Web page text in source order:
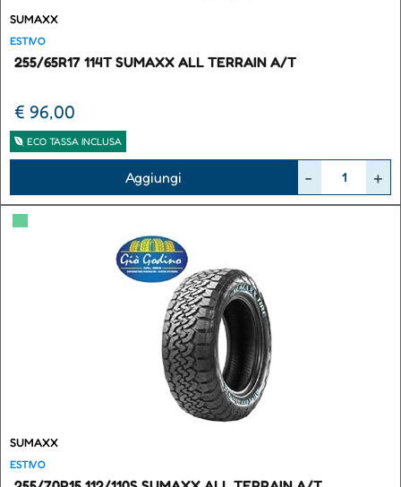
SUMAXX
ESTIVO
255/65R17 114T SUMAXX ALL TERRAIN A/T
€ 96,00
ECO TASSA INCLUSA
Aggiungi
▀
SUMAXX
ESTIVO